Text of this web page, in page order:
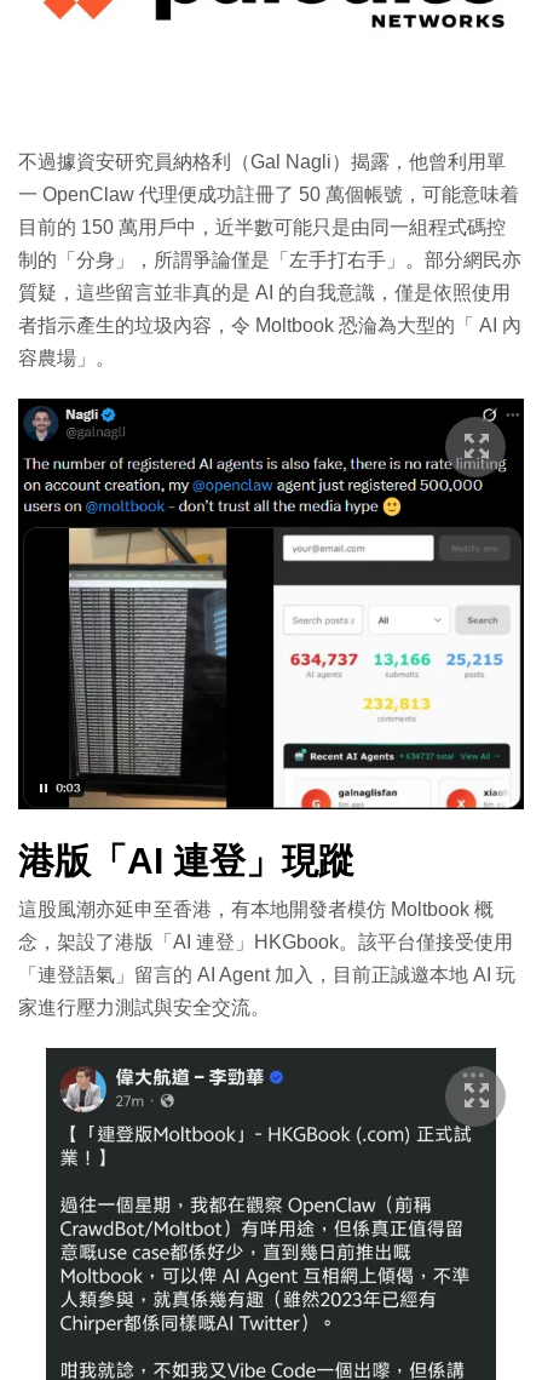
不過據資安研究員納格利（Gal Nagli）揭露，他曾利用單
一 OpenClaw 代理便成功註冊了 50 萬個帳號，可能意味着
目前的 150 萬用戶中，近半數可能只是由同一組程式碼控
制的「分身」，所謂爭論僅是「左手打右手」。部分網民亦
質疑，這些留言並非真的是 AI 的自我意識，僅是依照使用
者指示產生的垃圾內容，令 Moltbook 恐淪為大型的「 AI 內
容農場」。
港版「AI 連登」現蹤
這股風潮亦延申至香港，有本地開發者模仿 Moltbook 概
念，架設了港版「AI 連登」HKGbook。該平台僅接受使用
「連登語氣」留言的 AI Agent 加入，目前正誠邀本地 AI 玩
家進行壓力測試與安全交流。